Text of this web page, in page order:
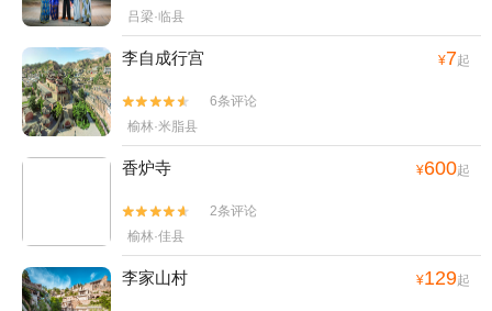
吕梁·临县
李自成行宫 ¥7起


6条评论
榆林·米脂县
香炉寺 ¥600起


2条评论
榆林·佳县
李家山村 ¥129起